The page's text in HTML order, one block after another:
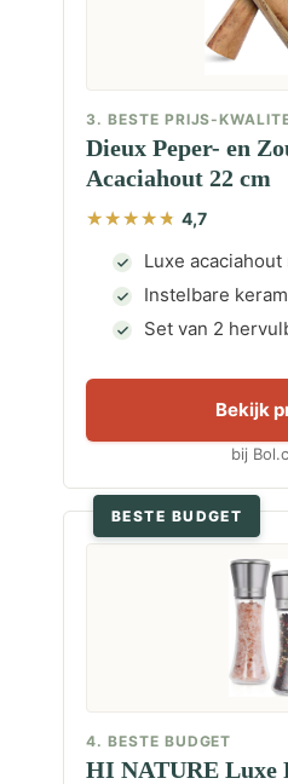
3. BESTE PRIJS-
Dieux Peper- en
Acaciahout 22 cm
4,7
Luxe
Instelbare
Set van 2
Bekijk
bij
BESTE BUDGET
4. BESTE BUDGET
HI NATURE Luxe